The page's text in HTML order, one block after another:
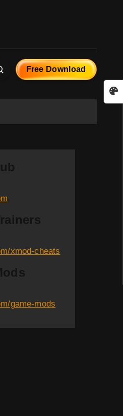
Free Download
xmod-cheats
game-mods